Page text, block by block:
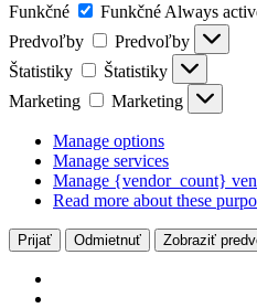
Funkčné
Funkčné Always
Predvoľby
Predvoľby
Štatistiky
Štatistiky
Marketing
Marketing
Manage options
Manage services
Manage {vendor_count}
Read more about these
Prijať Odmietnuť Zobraziť